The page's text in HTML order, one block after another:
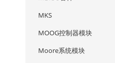
MKS
MOOG控制器模块
Moore系统模块